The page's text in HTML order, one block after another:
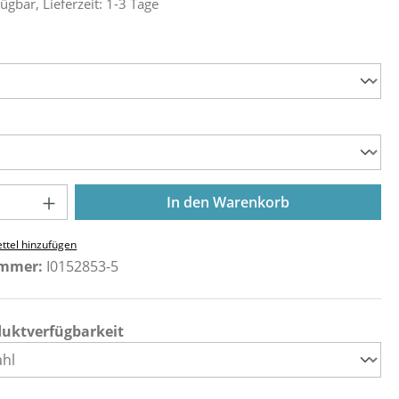
Anzahl: Gib den gewünschten Wert
In den Warenkorb
hinzufügen
I0152853-5